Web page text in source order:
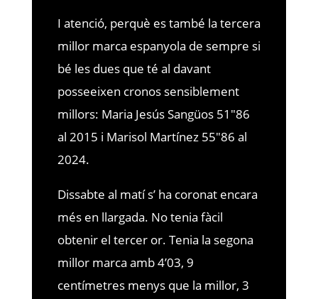
I atenció, perquè es també la tercera
millor marca espanyola de sempre si
bé les dues que té al davant
posseeixen cronos sensiblement
millors: Maria Jesús Sangüos 51″86
al 2015 i Marisol Martínez 55″86 al
2024.
Dissabte al matí s’ ha coronat encara
més en llargada. No tenia fàcil
obtenir el tercer or. Tenia la segona
millor marca amb 4’03, 9
centímetres menys que la millor, 3